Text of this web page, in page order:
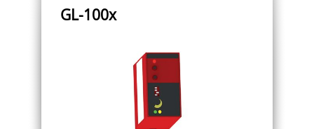
GL-100x